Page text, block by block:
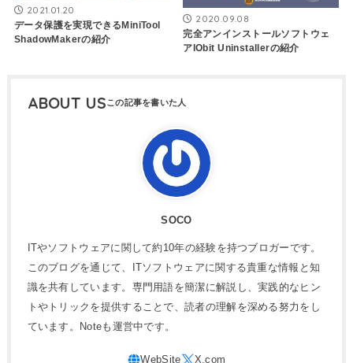
2021.01.20
データ保護を実現できるMiniTool
ShadowMakerの紹介
2020.09.08
完全アンインストールソフトウェ
アIObit Uninstallerの紹介
ABOUT US
SOCO
ITやソフトウェアに関して約10年の経験を持つブロガーです。
このブログを通じて、ITソフトウェアに関する貴重な情報と知
識を共有しています。専門用語を簡潔に解説し、実践的なヒン
トやトリックを提供することで、読者の理解を深める努力をし
ています。Noteも運営中です。